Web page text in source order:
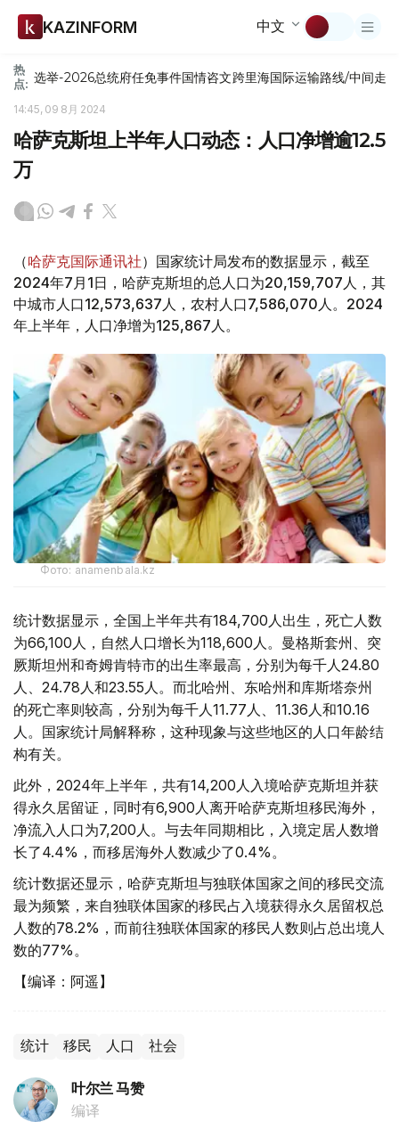
KAZINFORM 中文
热
点: 选举-2026总统府任免事件国情咨文跨里海国际运输路线/中间走廊
14:45, 09 8月 2024
哈萨克斯坦上半年人口动态：人口净增逾12.5
万
（哈萨克国际通讯社）国家统计局发布的数据显示，截至
2024年7月1日，哈萨克斯坦的总人口为20,159,707人，其
中城市人口12,573,637人，农村人口7,586,070人。2024
年上半年，人口净增为125,867人。
Фото: anamenbala.kz
统计数据显示，全国上半年共有184,700人出生，死亡人数
为66,100人，自然人口增长为118,600人。曼格斯套州、突
厥斯坦州和奇姆肯特市的出生率最高，分别为每千人24.80
人、24.78人和23.55人。而北哈州、东哈州和库斯塔奈州
的死亡率则较高，分别为每千人11.77人、11.36人和10.16
人。国家统计局解释称，这种现象与这些地区的人口年龄结
构有关。
此外，2024年上半年，共有14,200人入境哈萨克斯坦并获
得永久居留证，同时有6,900人离开哈萨克斯坦移民海外，
净流入人口为7,200人。与去年同期相比，入境定居人数增
长了4.4%，而移居海外人数减少了0.4%。
统计数据还显示，哈萨克斯坦与独联体国家之间的移民交流
最为频繁，来自独联体国家的移民占入境获得永久居留权总
人数的78.2%，而前往独联体国家的移民人数则占总出境人
数的77%。
【编译：阿遥】
统计 移民 人口 社会
叶尔兰 马赞
编译